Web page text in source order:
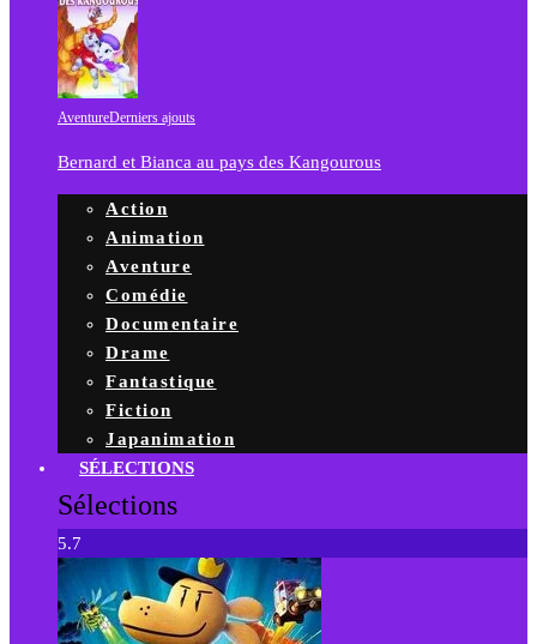
AventureDerniers ajouts
Bernard et Bianca au pays des Kangourous
Action
Animation
Aventure
Comédie
Documentaire
Drame
Fantastique
Fiction
Japanimation
SÉLECTIONS
Sélections
5.7